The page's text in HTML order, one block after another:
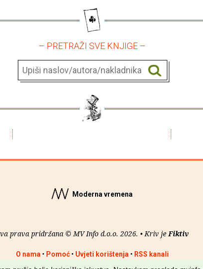
– PRETRAŽI SVE KNJIGE –
Moderna vremena
prava pridržana © MV Info d.o.o. 2026. • Kriv jeFiktiv
O nama • Pomoć• Uvjeti korištenja • RSS kanali